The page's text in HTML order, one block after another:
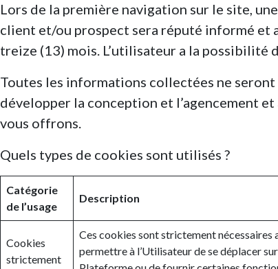
Lors de la première navigation sur le site,
client et/ou prospect sera réputé informé et
treize (13) mois. L’utilisateur a la possibilité
Toutes les informations collectées ne
développer la conception et l’agencement
vous offrons.
Quels types de cookies sont utilisés ?
Catégorie
de l’usage
Description
Cookies
strictement
Ces cookies sont strictement nécessaires
permettre à l’Utilisateur de se déplacer